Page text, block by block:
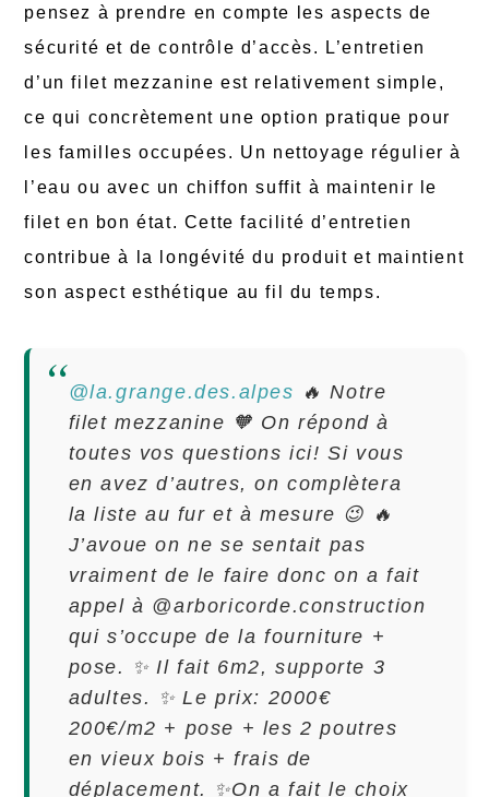
pensez à prendre en compte les aspects de
sécurité et de contrôle d’accès. L’entretien
d’un filet mezzanine est relativement simple,
ce qui concrètement une option pratique pour
les familles occupées. Un nettoyage régulier à
l’eau ou avec un chiffon suffit à maintenir le
filet en bon état. Cette facilité d’entretien
contribue à la longévité du produit et maintient
son aspect esthétique au fil du temps.
@la.grange.des.alpes 🔥 Notre
filet mezzanine 🧡 On répond à
toutes vos questions ici! Si vous
en avez d’autres, on complètera
la liste au fur et à mesure 😉 🔥
J’avoue on ne se sentait pas
vraiment de le faire donc on a fait
appel à @arboricorde.construction
qui s’occupe de la fourniture +
pose. ✨ Il fait 6m2, supporte 3
adultes. ✨ Le prix: 2000€
200€/m2 + pose + les 2 poutres
en vieux bois + frais de
déplacement. ✨On a fait le choix